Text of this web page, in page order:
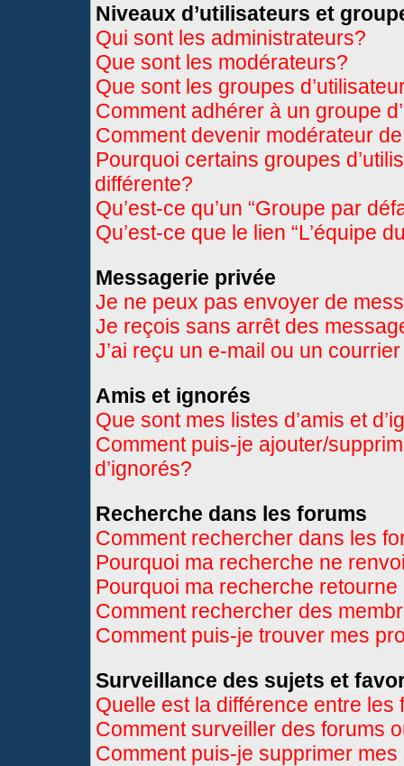
Niveaux d’utilisateurs et
Qui sont les administrateurs?
Que sont les modérateurs?
Que sont les groupes
Comment adhérer à un groupe
Comment devenir modérateur
Pourquoi certains groupes
différente?
Qu’est-ce qu’un “Groupe par
Qu’est-ce que le lien “L’équipe
Messagerie privée
Je ne peux pas envoyer de
Je reçois sans arrêt des
J’ai reçu un e-mail ou un
Amis et ignorés
Que sont mes listes d’amis et
Comment puis-je ajouter/
d’ignorés?
Recherche dans les forums
Comment rechercher dans les
Pourquoi ma recherche ne
Pourquoi ma recherche
Comment rechercher des
Comment puis-je trouver mes
Surveillance des sujets et
Quelle est la différence entre
Comment surveiller des forums
Comment puis-je supprimer